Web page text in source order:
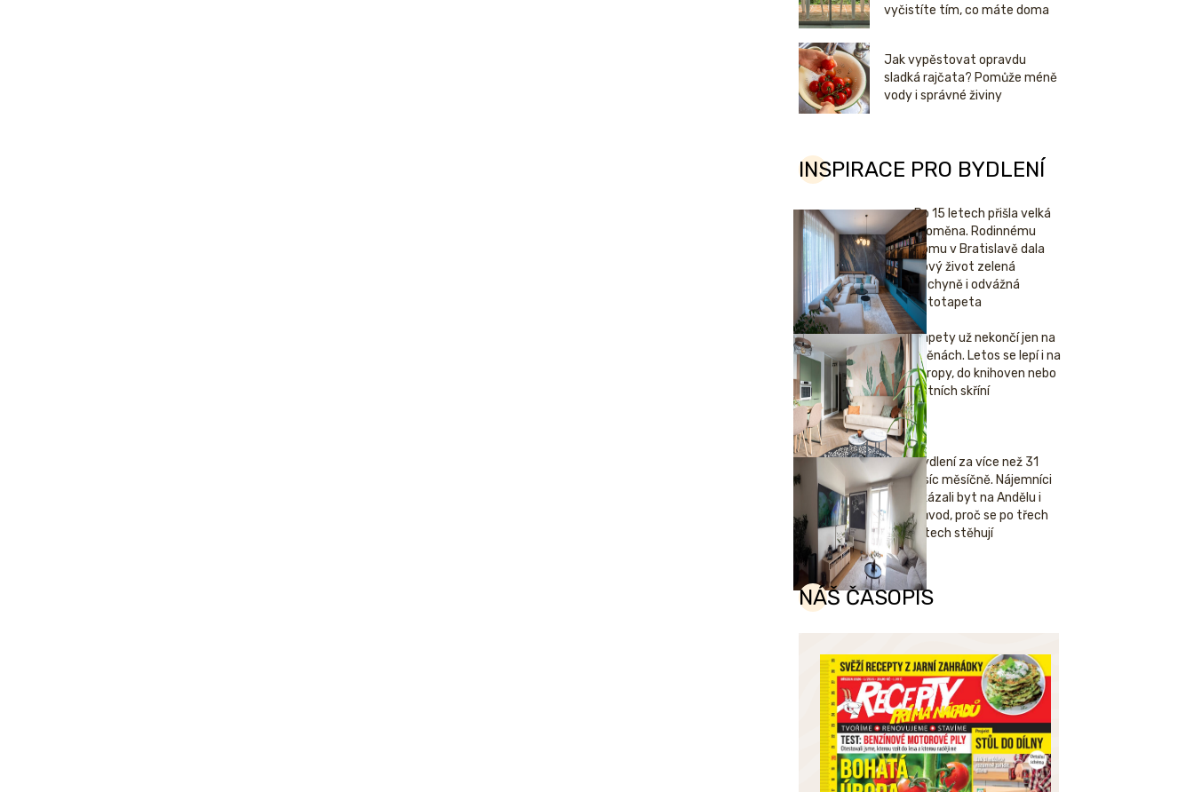
vyčistíte tím, co máte doma
Jak vypěstovat opravdu
sladká rajčata? Pomůže méně
vody i správné živiny
INSPIRACE PRO BYDLENÍ
Po 15 letech přišla velká
proměna. Rodinnému
domu v Bratislavě dala
nový život zelená
kuchyně i odvážná
fototapeta
Tapety už nekončí jen na
stěnách. Letos se lepí i na
stropy, do knihoven nebo
šatních skříní
Bydlení za více než 31
tisíc měsíčně. Nájemníci
ukázali byt na Andělu i
důvod, proč se po třech
letech stěhují
NÁŠ ČASOPIS